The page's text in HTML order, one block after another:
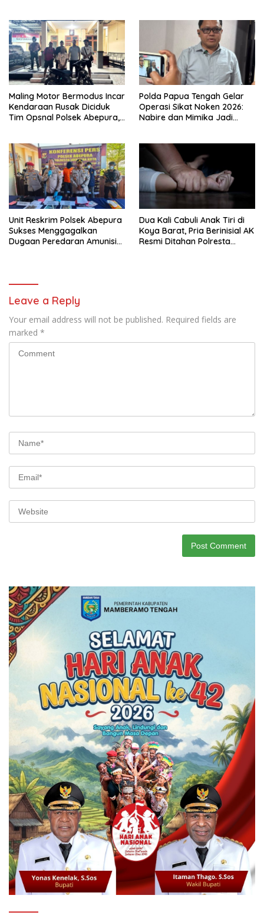
Maling Motor Bermodus Incar
Kendaraan Rusak Diciduk
Tim Opsnal Polsek Abepura,
Polda Papua Tengah Gelar
Operasi Sikat Noken 2026:
Nabire dan Mimika Jadi
Unit Reskrim Polsek Abepura
Sukses Menggagalkan
Dugaan Peredaran Amunisi
Dua Kali Cabuli Anak Tiri di
Koya Barat, Pria Berinisial AK
Resmi Ditahan Polresta
Leave a Reply
Your email address will not be published. Required fields are
marked *